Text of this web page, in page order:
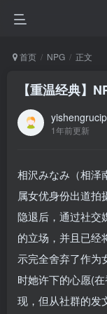
首页 NPG 正文
【重温经典】
1年前更新
相沢みなみ（相泽
属女优身份出道拍
隐退后，通过社交
的立场，并且已经
示完全舍弃了作为
时她许下的心愿(
现，但从社群的发